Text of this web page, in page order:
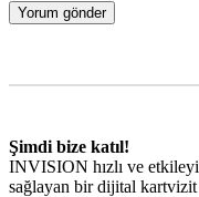
Şimdi bize katıl!
INVISION hızlı ve
sağlayan bir dijital